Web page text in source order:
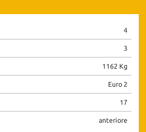
4
3
1162 Kg
Euro 2
17
anteriore